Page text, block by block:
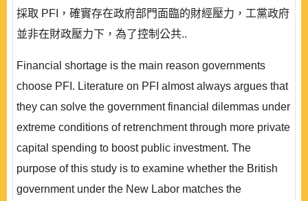
採取 PFI，確實存在政府部門面臨的財經壓力，工黨政府
並非在財政壓力下，為了控制公共..
Financial shortage is the main reason governments
choose PFI. Literature on PFI almost always argues that
they can solve the government financial dilemmas under
extreme conditions of retrenchment through more private
capital spending to boost public investment. The
purpose of this study is to examine whether the British
government under the New Labor matches the